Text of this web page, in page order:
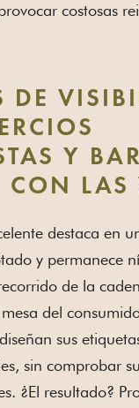
costosas
DE
Y
LAS
destaca en
y permanece
de la
del
sus
sin comprobar
¿El resultado?